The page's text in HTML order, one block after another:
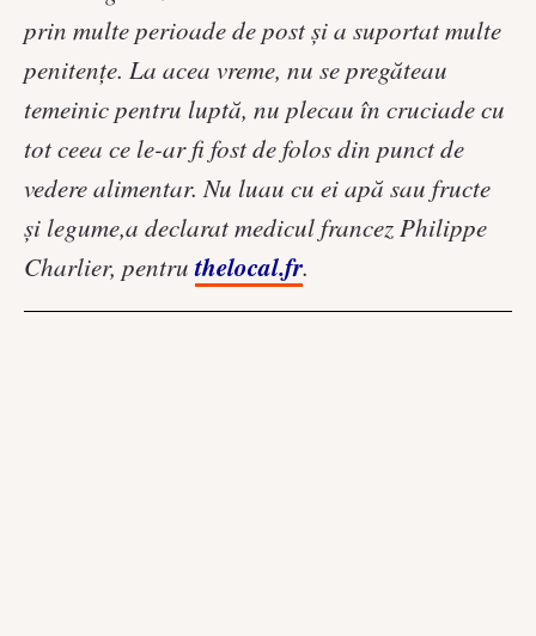
prin multe perioade de post şi a suportat multe
penitenţe. La acea vreme, nu se pregăteau
temeinic pentru luptă, nu plecau în cruciade cu
tot ceea ce le-ar fi fost de folos din punct de
vedere alimentar. Nu luau cu ei apă sau fructe
şi legume,a declarat medicul francez Philippe
Charlier, pentruthelocal.fr.